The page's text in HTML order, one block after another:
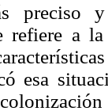
preciso
refiere a
esa